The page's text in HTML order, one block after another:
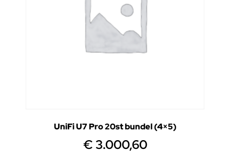
UniFi U7 Pro 20st bundel (4×5)
€3.000,60